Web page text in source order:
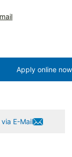
Apply online now
via E-Mail